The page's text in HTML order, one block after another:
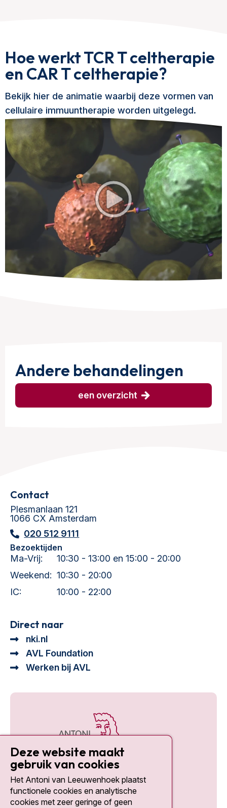
Hoe werkt TCR T celtherapie
en CAR T celtherapie?
Bekijk hier de animatie waarbij deze vormen van
cellulaire immuuntherapie worden uitgelegd.
Andere behandelingen
een overzicht
Contact
Plesmanlaan 121
1066 CX Amsterdam
020 512 9111
Bezoektijden
Ma-Vrij:
10:30 - 13:00 en 15:00 - 20:00
Weekend: 10:30 - 20:00
IC:
10:00 - 22:00
Direct naar
nki.nl
AVL Foundation
Werken bij AVL
Social media
Deze website maakt
gebruik van cookies
Het Antoni van Leeuwenhoek plaatst
functionele cookies en analytische
cookies met zeer geringe of geen